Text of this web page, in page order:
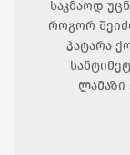
საკმაოდ
როგორ
პატარა
ლამაზი